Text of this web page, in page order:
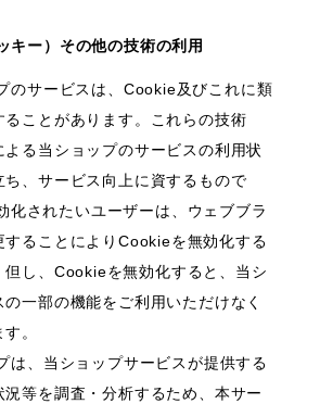
ー）その他の技術の利用
のサービスは、Cookie及びこれに類
ることがあります。これらの技術
よる当ショップのサービスの利用状
ち、サービス向上に資するもので
化されたいユーザーは、ウェブブラ
することによりCookieを無効化する
但し、Cookieを無効化すると、当シ
の一部の機能をご利用いただけなく
。
は、当ショップサービスが提供する
等を調査・分析するため、本サー